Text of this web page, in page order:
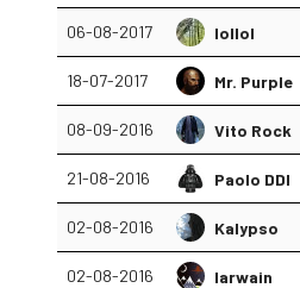
06-08-2017 lollol
18-07-2017 Mr. Purple
08-09-2016 Vito Rock
21-08-2016 Paolo DDI
02-08-2016 Kalypso
02-08-2016 Iarwain